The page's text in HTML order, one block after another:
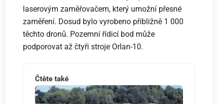
laserovým zaměřovačem, který umožní přesné
zaměření. Dosud bylo vyrobeno přibližně 1 000
těchto dronů. Pozemní řídicí bod může
podporovat až čtyři stroje Orlan-10.
Čtěte také